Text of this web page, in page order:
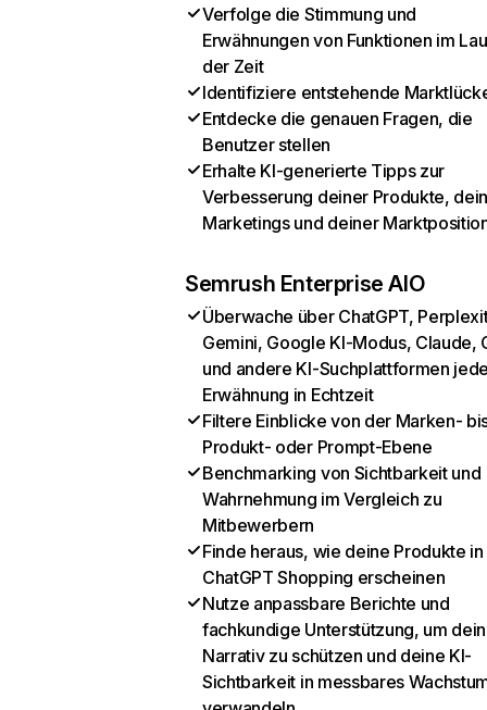
Verfolge die Stimmung und
Erwähnungen von Funktionen im
der Zeit
Identifiziere entstehende
Entdecke die genauen Fragen, die
Benutzer stellen
Erhalte KI-generierte Tipps zur
Verbesserung deiner Produkte,
Marketings und deiner
Semrush Enterprise AIO
Überwache über ChatGPT,
Gemini, Google KI-Modus, Claude,
und andere KI-Suchplattformen
Erwähnung in Echtzeit
Filtere Einblicke von der Marken-
Produkt- oder Prompt-Ebene
Benchmarking von Sichtbarkeit und
Wahrnehmung im Vergleich zu
Mitbewerbern
Finde heraus, wie deine Produkte in
ChatGPT Shopping erscheinen
Nutze anpassbare Berichte und
fachkundige Unterstützung, um dein
Narrativ zu schützen und deine KI-
Sichtbarkeit in messbares